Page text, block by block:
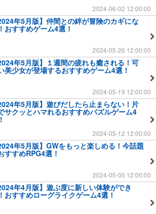
2024-06-02 12:00:00
年5月版】仲間との絆が冒険のカギにな
おすすめゲーム4選！
2024-05-26 12:00:00
年5月版】１週間の疲れも癒される！可
美少女が登場するおすすめゲーム4選！
2024-05-19 12:00:00
年5月版】遊びだしたら止まらない！片
サクッとハマれるおすすめパズルゲーム4
2024-05-12 12:00:00
年5月版】GWをもっと楽しめる！今話題
すすめRPG4選！
2024-05-05 12:00:00
年4月版】遊ぶ度に新しい体験ができ
おすすめローグライクゲーム4選！